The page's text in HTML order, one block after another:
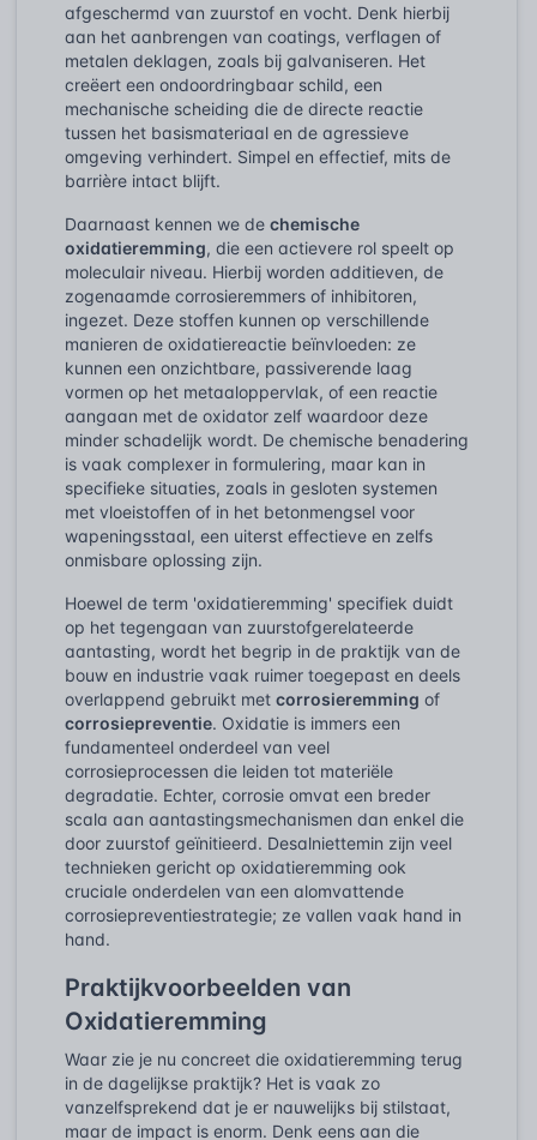
afgeschermd van zuurstof en vocht. Denk hierbij
aan het aanbrengen van coatings, verflagen of
metalen deklagen, zoals bij galvaniseren. Het
creëert een ondoordringbaar schild, een
mechanische scheiding die de directe reactie
tussen het basismateriaal en de agressieve
omgeving verhindert. Simpel en effectief, mits de
barrière intact blijft.
Daarnaast kennen we de chemische
oxidatieremming, die een actievere rol speelt op
moleculair niveau. Hierbij worden additieven, de
zogenaamde corrosieremmers of inhibitoren,
ingezet. Deze stoffen kunnen op verschillende
manieren de oxidatiereactie beïnvloeden: ze
kunnen een onzichtbare, passiverende laag
vormen op het metaaloppervlak, of een reactie
aangaan met de oxidator zelf waardoor deze
minder schadelijk wordt. De chemische benadering
is vaak complexer in formulering, maar kan in
specifieke situaties, zoals in gesloten systemen
met vloeistoffen of in het betonmengsel voor
wapeningsstaal, een uiterst effectieve en zelfs
onmisbare oplossing zijn.
Hoewel de term 'oxidatieremming' specifiek duidt
op het tegengaan van zuurstofgerelateerde
aantasting, wordt het begrip in de praktijk van de
bouw en industrie vaak ruimer toegepast en deels
overlappend gebruikt met corrosieremming of
corrosiepreventie. Oxidatie is immers een
fundamenteel onderdeel van veel
corrosieprocessen die leiden tot materiële
degradatie. Echter, corrosie omvat een breder
scala aan aantastingsmechanismen dan enkel die
door zuurstof geïnitieerd. Desalniettemin zijn veel
technieken gericht op oxidatieremming ook
cruciale onderdelen van een alomvattende
corrosiepreventiestrategie; ze vallen vaak hand in
hand.
Praktijkvoorbeelden van
Oxidatieremming
Waar zie je nu concreet die oxidatieremming terug
in de dagelijkse praktijk? Het is vaak zo
vanzelfsprekend dat je er nauwelijks bij stilstaat,
maar de impact is enorm. Denk eens aan die